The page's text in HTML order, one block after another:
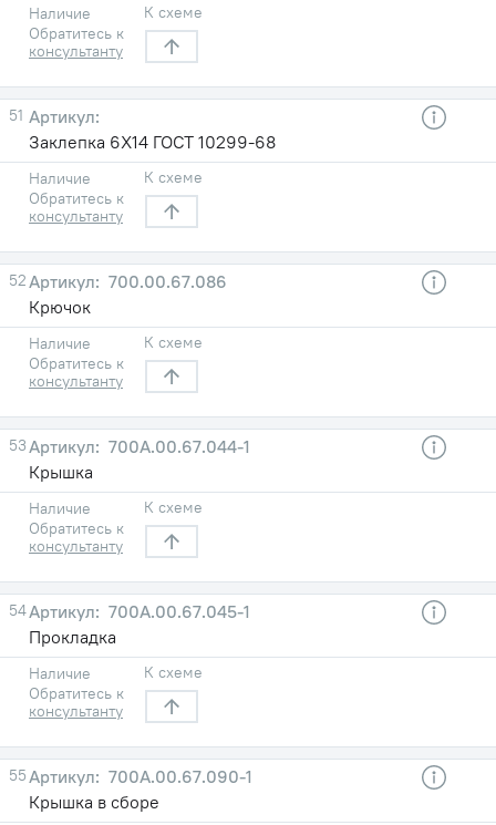
Наличие
Обратитесь к
консультанту
К схеме
51
Заклепка 6Х14 ГОСТ 10299-68
Наличие
Обратитесь к
консультанту
К схеме
52
700.00.67.086
Крючок
Наличие
Обратитесь к
консультанту
К схеме
53
700А.00.67.044-1
Крышка
Наличие
Обратитесь к
консультанту
К схеме
54
700А.00.67.045-1
Прокладка
Наличие
Обратитесь к
консультанту
К схеме
55
700А.00.67.090-1
Крышка в сборе